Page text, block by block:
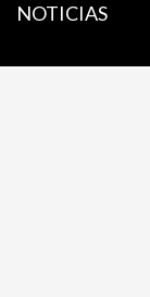
NOTICIAS